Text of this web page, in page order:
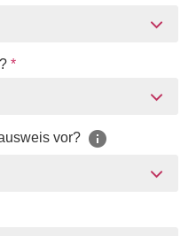
*
vor?